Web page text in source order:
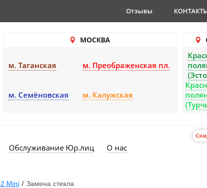
Отзывы
МОСКВА
м. Таганская м. Преображенская пл.
м. Семёновская м. Калужская
Обслуживание Юр.лиц О нас
Mini / Замена стекла